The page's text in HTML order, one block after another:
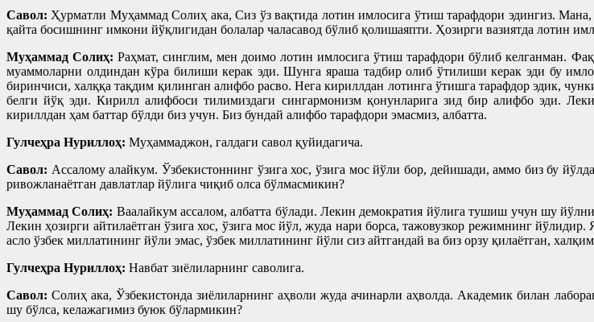
Савол: Ҳурматли Муҳаммад Солиҳ ака, Сиз ўз вақтида лотин имлосига ўтиш тарафдори эдингиз.
қайта босишнинг имкони йўқлигидан болалар чаласавод бўлиб қолишаяпти. Ҳозирги вазиятда лотин
Муҳаммад Солиҳ: Раҳмат, синглим, мен доимо лотин имлосига ўтиш тарафдори бўлиб келганман.
муаммоларни олдиндан кўра билиши керак эди. Шунга яраша тадбир олиб ўтилиши керак эди бу
биринчиси, халққа тақдим қилинган алифбо расво. Нега кириллдан лотинга ўтишга тарафдор эдик,
белги йўқ эди. Кирилл алифбоси тилимиздаги сингармонизм қонунларига зид бир алифбо эди.
кириллдан ҳам баттар бўлди биз учун. Биз бундай алифбо тарафдори эмасмиз, албатта.
Гулчеҳра Нуриллоҳ: Муҳаммаджон, галдаги савол қуйидагича.
Савол: Ассалому алайкум. Ўзбекистоннинг ўзига хос, ўзига мос йўли бор, дейишади, аммо биз бу
ривожланаётган давлатлар йўлига чиқиб олса бўлмасмикин?
Муҳаммад Солиҳ: Ваалайкум ассалом, албатта бўлади. Лекин демократия йўлига тушиш учун шу
Лекин ҳозирги айтилаётган ўзига хос, ўзига мос йўл, жуда нари борса, тажовузкор режимнинг
асло ўзбек миллатининг йўли эмас, ўзбек миллатининг йўли сиз айтгандай ва биз орзу қилаётган,
Гулчеҳра Нуриллоҳ: Навбат зиёлиларнинг саволига.
Савол: Солиҳ ака, Ўзбекистонда зиёлиларнинг аҳволи жуда ачинарли аҳволда. Академик билан
шу бўлса, келажагимиз буюк бўлармикин?